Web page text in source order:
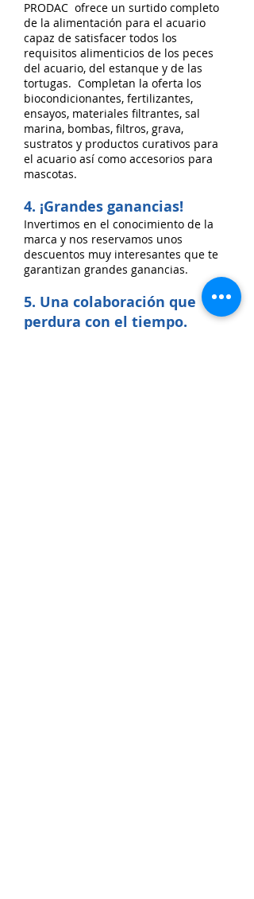
PRODAC ofrece un surtido completo
de la alimentación para el acuario
capaz de satisfacer todos los
requisitos alimenticios de los peces
del acuario, del estanque y de las
tortugas. Completan la oferta los
biocondicionantes, fertilizantes,
ensayos, materiales filtrantes, sal
marina, bombas, filtros, grava,
sustratos y productos curativos para
el acuario así como accesorios para
mascotas.
4. ¡Grandes ganancias!
Invertimos en el conocimiento de la
marca y nos reservamos unos
descuentos muy interesantes que te
garantizan grandes ganancias.
5. Una colaboración que
perdura con el tiempo.